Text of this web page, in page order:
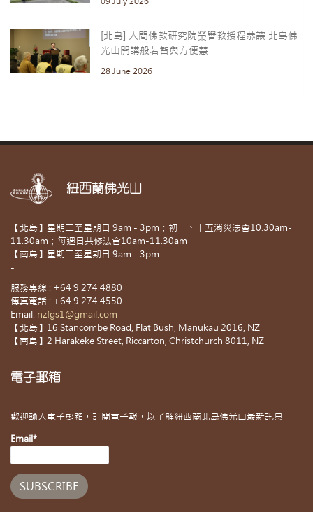
[北島] 人間佛教研究院榮譽教授程恭讓 北島佛
光山開講般若智與方便慧
28 June 2026
紐西蘭佛光山
【北島】星期二至星期日 9am - 3pm；初一、十五消災法會10.30am-
11.30am；每週日共修法會10am-11.30am
【南島】星期二至星期日 9am - 3pm
-
服務專線 : +64 9 274 4880
傳真電話 : +64 9 274 4550
Email: nzfgs1@gmail.com
【北島】16 Stancombe Road, Flat Bush, Manukau 2016, NZ
【南島】2 Harakeke Street, Riccarton, Christchurch 8011, NZ
電子郵箱
歡迎輸入電子郵箱，訂閱電子報，以了解紐西蘭北島佛光山最新訊息
Email*